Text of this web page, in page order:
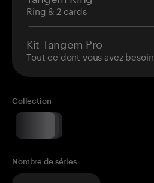
Ring & 2 cards
Kit Tangem Pro
Tout ce dont vous avez besoin
Collection
Nombre de séries